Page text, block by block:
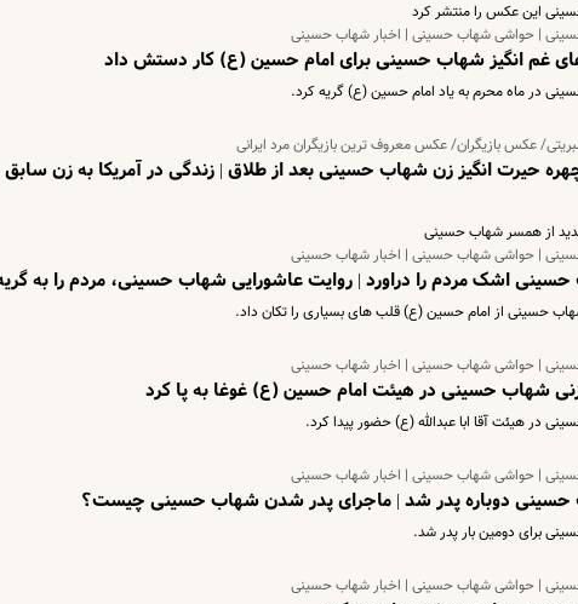
این عکس را منتشر کرد
| حواشی شهاب حسینی | اخبار شهاب حسینی
غم انگیز شهاب حسینی برای امام حسین (ع) کار دستش داد
در ماه محرم به یاد امام حسین (ع) گریه کرد.
عکس بازیگران/ عکس معروف ترین بازیگران مرد ایرانی
چهره حیرت انگیز زن شهاب حسینی بعد از طلاق | زندگی در آمریکا به زن
از همسر شهاب حسینی
| حواشی شهاب حسینی | اخبار شهاب حسینی
اشک مردم را دراورد | روایت عاشورایی شهاب حسینی، مردم را به
حسینی از امام حسین (ع) قلب های بسیاری را تکان داد.
| حواشی شهاب حسینی | اخبار شهاب حسینی
شهاب حسینی در هیئت امام حسین (ع) غوغا به پا کرد
در هیئت آقا ابا عبدالله (ع) حضور پیدا کرد.
| حواشی شهاب حسینی | اخبار شهاب حسینی
دوباره پدر شد | ماجرای پدر شدن شهاب حسینی چیست؟
برای دومین بار پدر شد.
| حواشی شهاب حسینی | اخبار شهاب حسینی